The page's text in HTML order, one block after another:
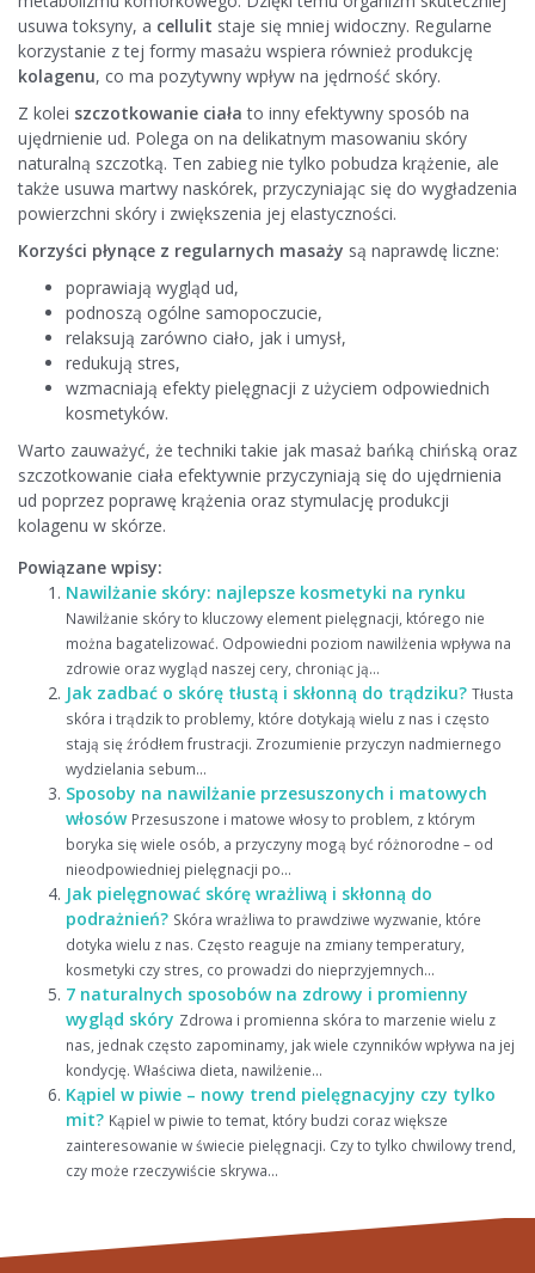
usuwa toksyny, a cellulit staje się mniej widoczny. Regularne
korzystanie z tej formy masażu wspiera również produkcję
kolagenu, co ma pozytywny wpływ na jędrność skóry.
Z kolei szczotkowanie ciała to inny efektywny sposób na
ujędrnienie ud. Polega on na delikatnym masowaniu skóry
naturalną szczotką. Ten zabieg nie tylko pobudza krążenie, ale
także usuwa martwy naskórek, przyczyniając się do wygładzenia
powierzchni skóry i zwiększenia jej elastyczności.
Korzyści płynące z regularnych masaży są naprawdę liczne:
poprawiają wygląd ud,
podnoszą ogólne samopoczucie,
relaksują zarówno ciało, jak i umysł,
redukują stres,
wzmacniają efekty pielęgnacji z użyciem odpowiednich
kosmetyków.
Warto zauważyć, że techniki takie jak masaż bańką chińską oraz
szczotkowanie ciała efektywnie przyczyniają się do ujędrnienia
ud poprzez poprawę krążenia oraz stymulację produkcji
kolagenu w skórze.
Powiązane wpisy:
Nawilżanie skóry: najlepsze kosmetyki na rynku
Nawilżanie skóry to kluczowy element pielęgnacji, którego nie
można bagatelizować. Odpowiedni poziom nawilżenia wpływa na
zdrowie oraz wygląd naszej cery, chroniąc ją...
Jak zadbać o skórę tłustą i skłonną do trądziku? Tłusta
skóra i trądzik to problemy, które dotykają wielu z nas i często
stają się źródłem frustracji. Zrozumienie przyczyn nadmiernego
wydzielania sebum...
Sposoby na nawilżanie przesuszonych i matowych
włosów Przesuszone i matowe włosy to problem, z którym
boryka się wiele osób, a przyczyny mogą być różnorodne – od
nieodpowiedniej pielęgnacji po...
Jak pielęgnować skórę wrażliwą i skłonną do
podrażnień? Skóra wrażliwa to prawdziwe wyzwanie, które
dotyka wielu z nas. Często reaguje na zmiany temperatury,
kosmetyki czy stres, co prowadzi do nieprzyjemnych...
7 naturalnych sposobów na zdrowy i promienny
wygląd skóry Zdrowa i promienna skóra to marzenie wielu z
nas, jednak często zapominamy, jak wiele czynników wpływa na jej
kondycję. Właściwa dieta, nawilżenie...
Kąpiel w piwie – nowy trend pielęgnacyjny czy tylko
mit? Kąpiel w piwie to temat, który budzi coraz większe
zainteresowanie w świecie pielęgnacji. Czy to tylko chwilowy trend,
czy może rzeczywiście skrywa...